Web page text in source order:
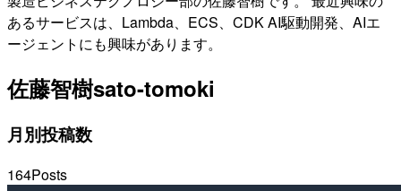
あるサービスは、Lambda、ECS、CDK AI駆動開発、AIエ
ージェントにも興味があります。
佐藤智樹sato-tomoki
月別投稿数
164Posts